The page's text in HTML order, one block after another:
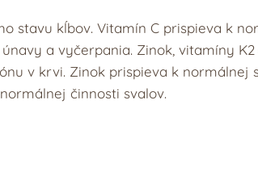
stavu kĺbov. Vitamín C prispieva k
a vyčerpania. Zinok, vitamíny
v krvi. Zinok prispieva k normálnej
činnosti svalov.